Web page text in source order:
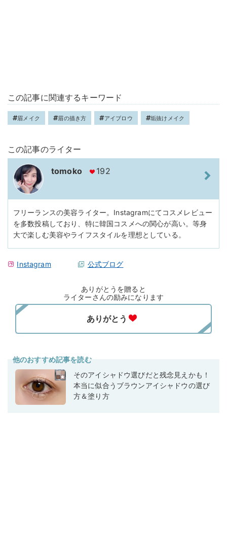
この記事に関連するキーワード
眉メイク 眉の描き方 アイブロウ 垢抜けメイク
この記事のライター
tomoko 192
フリーランスの美容ライター。Instagramにてコスメレビュー
を多数投稿しており、特に韓国コスメへの関心が高い。等身
大で楽しむ美容やライフスタイルを理想としている。
Instagram 公式ブログ
ありがとうを贈ると
ライターさんの励みになります
他のおすすめ記事を読む
そのアイシャドウ選びだと残念見えかも！
本当に似合うブラウンアイシャドウの選び
方＆塗り方